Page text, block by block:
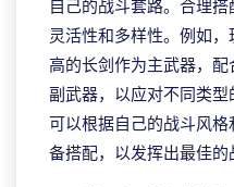
自己的战斗套路。合理
灵活性和多样性。例如
高的长剑作为主武器，
副武器，以应对不同类
可以根据自己的战斗风
备搭配，以发挥出最佳的